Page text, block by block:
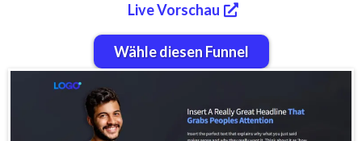
Live Vorschau
Wähle diesen Funnel